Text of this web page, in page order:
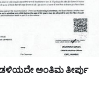
ಅಂತಿಮ ತೀರ್ಪು